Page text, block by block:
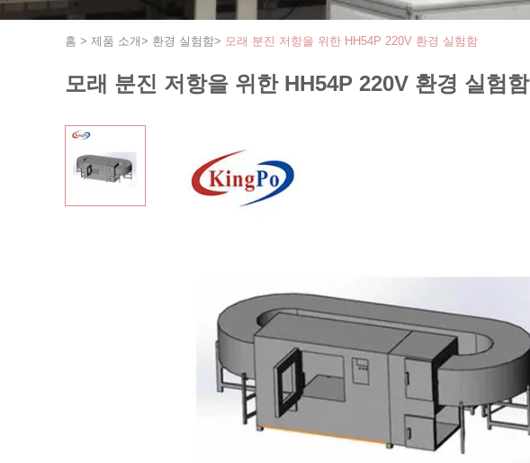
홈 > 제품 소개> 환경 실험함> 모래 분진 저항을 위한 HH54P 220V 환경 실험함
모래 분진 저항을 위한 HH54P 220V 환경 실험함